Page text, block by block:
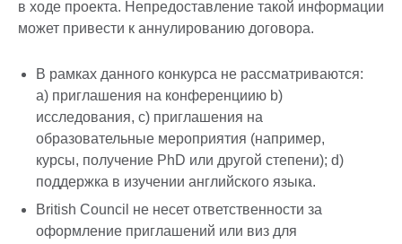
в ходе проекта. Непредоставление такой информации
может привести к аннулированию договора.
В рамках данного конкурса не рассматриваются:
a) приглашения на конференциию b)
исследования, с) приглашения на
образовательные мероприятия (например,
курсы, получение PhD или другой степени); d)
поддержка в изучении английского языка.
British Council не несет ответственности за
оформление приглашений или виз для